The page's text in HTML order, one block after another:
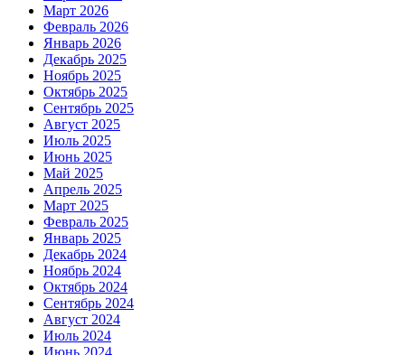
Март 2026
Февраль 2026
Январь 2026
Декабрь 2025
Ноябрь 2025
Октябрь 2025
Сентябрь 2025
Август 2025
Июль 2025
Июнь 2025
Май 2025
Апрель 2025
Март 2025
Февраль 2025
Январь 2025
Декабрь 2024
Ноябрь 2024
Октябрь 2024
Сентябрь 2024
Август 2024
Июль 2024
Июнь 2024